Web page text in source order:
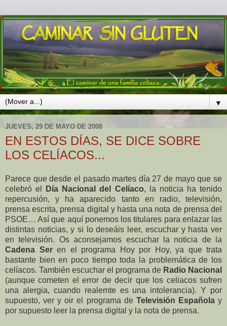
▼
JUEVES, 29 DE MAYO DE 2008
EN ESTOS DÍAS, SE DICE SOBRE
LOS CELÍACOS...
Parece que desde el pasado martes día 27 de mayo que se
celebró el
Día Nacional del Celíaco, la noticia ha tenido
repercusión, y ha aparecido tanto en radio, televisión,
prensa escrita, prensa digital y hasta una nota de prensa del
PSOE… Así que aquí ponemos los titulares para enlazar las
distintas noticias, y si lo deseáis leer, escuchar y hasta ver
en televisión. Os aconsejamos escuchar la noticia de la
Cadena Seren el programa Hoy por Hoy, ya que trata
bastante bien en poco tiempo toda la problemática de los
celíacos. También escuchar el programa de Radio Nacional
(aunque cometen el error de decir que los celiacos sufren
una alergia, cuando realemte es una intolerancia). Y por
supuesto, ver y oir el programa de Televisión Españolay
por supuesto leer la prensa digital y la nota de prensa.